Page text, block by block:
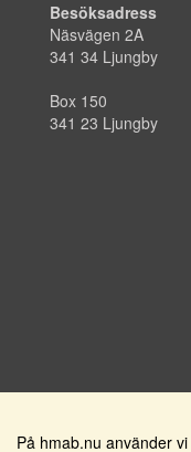
Besöksadress
Näsvägen 2A
341 34 Ljungby
Box 150
341 23 Ljungby
På hmab.nu använder